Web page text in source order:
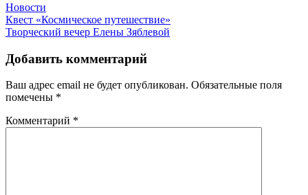
Новости
Навигация
по
записям
Квест «Космическое путешествие»
Творческий вечер Елены Зяблевой
Добавить комментарий
Ваш адрес email не будет опубликован. Обязательные поля
помечены *
Комментарий *